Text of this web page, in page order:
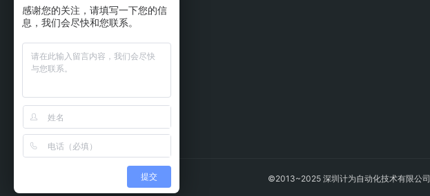
磁翻板液位计
浮球液位计
振动式物位开关
©2013~2025 深圳计为自动化技术有限公司
感谢您的关注，请填写一下您的信
息，我们会尽快和您联系。
提交